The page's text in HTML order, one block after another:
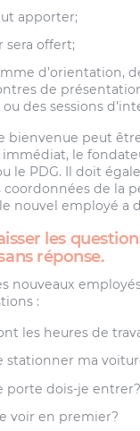
apporter;
sera offert;
d’orientation,
de
des sessions
bienvenue peut
le
le PDG. Il doit
de la
nouvel employé a
les
réponse.
nouveaux
:
les heures de
stationner ma
porte dois-je entrer?
voir en premier?